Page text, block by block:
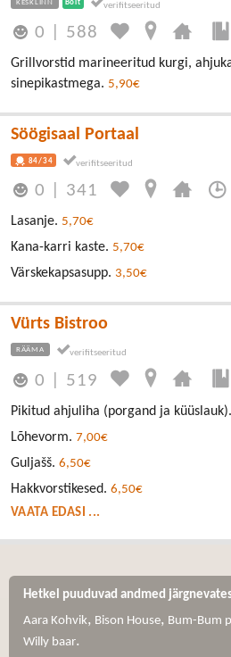
KESKLINN Bolt
0 588
Grillvorstid marineeritud kurgi,
sinepikastmega. 5,90€
Söögisaal Portaal
84/34
0 341
Lasanje. 5,70€
Kana-karri kaste. 5,70€
Värskekapsasupp. 3,50€
Vürts Bistroo
RÄÄMA
0 519
Pikitud ahjuliha (porgand ja küüslauk).
Lõhevorm. 7,00€
Guljašš. 6,50€
Hakkvorstikesed. 6,50€
VAATA EDASI ...
Hetkel puuduvad andmed
Aara Kohvik, Bison House, Bum-Bum
Willy baar.